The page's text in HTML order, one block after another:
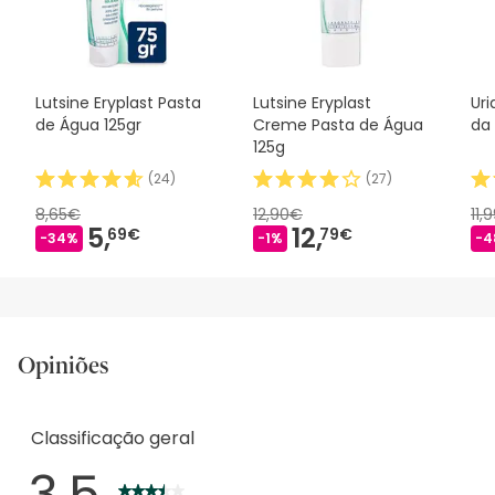
nossos termos e condições
Lutsine Eryplast Pasta
de Água 125gr
(24)
8,65€
-34% 5,69€
Lutsine Eryplast
Creme Pasta de Água
125g
(27)
12,90€
-1% 12,79€
da
-
Opiniões
Classificação geral